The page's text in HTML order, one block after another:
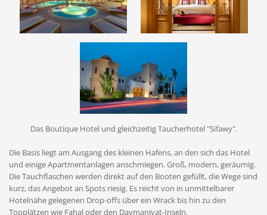
Das Boutique Hotel und gleichzeitig Taucherhotel "Sifawy".
Die Basis liegt am Ausgang des kleinen Hafens, an den sich das Hotel
und einige Apartmentanlagen anschmiegen. Groß, modern, geräumig.
Die Tauchflaschen werden direkt auf den Booten gefüllt, die Wege sind
kurz, das Angebot an Spots riesig. Es reicht von in unmittelbarer
Hotelnähe gelegenen Drop-offs über ein Wrack bis hin zu den
Topplätzen wie Fahal oder den Daymaniyat-Inseln.